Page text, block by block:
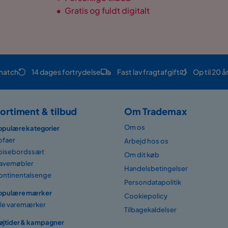
• Gratis og fuldt digitalt
14 dages fortrydelse Fast lav fragtafgift Op til 20
& tilbud
kategorier
mærker
varemærker
& kampagner
Om Trademax
Om os
Arbejd hos os
Om dit køb
Handelsbetingelser
Persondatapolitik
Cookiepolicy
Tilbagekaldelser